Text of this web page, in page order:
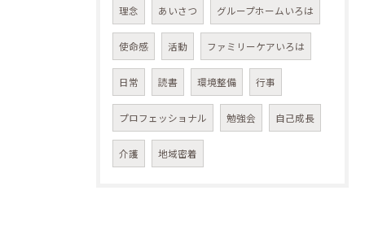
理念 あいさつ グループホームいろは
使命感 活動 ファミリーケアいろは
日常 読書 環境整備 行事
プロフェッショナル 勉強会 自己成長
介護 地域密着